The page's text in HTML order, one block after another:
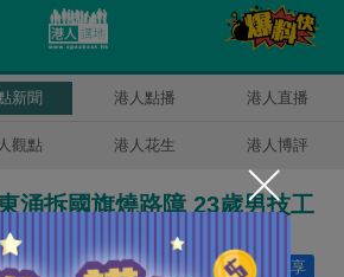
新聞 港人點播 港人直播
觀點 港人花生 港人博評
涌拆國旗燒路障 23歲男技工
分享
讚好 18